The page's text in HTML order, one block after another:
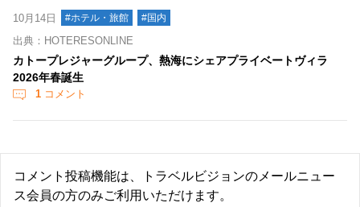
10月14日 #ホテル・旅館 #国内
出典：HOTERESONLINE
カトープレジャーグループ、熱海にシェアプライベートヴィラ
2026年春誕生
1 コメント
コメント投稿機能は、トラベルビジョンのメールニュー
ス会員の方のみご利用いただけます。